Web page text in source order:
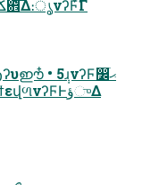
ύϑΥʔϚϯεվળνʔϜॴଐ • 6݄ɹύϑΥʔϚϯεվળνʔϜͰؤுΔ